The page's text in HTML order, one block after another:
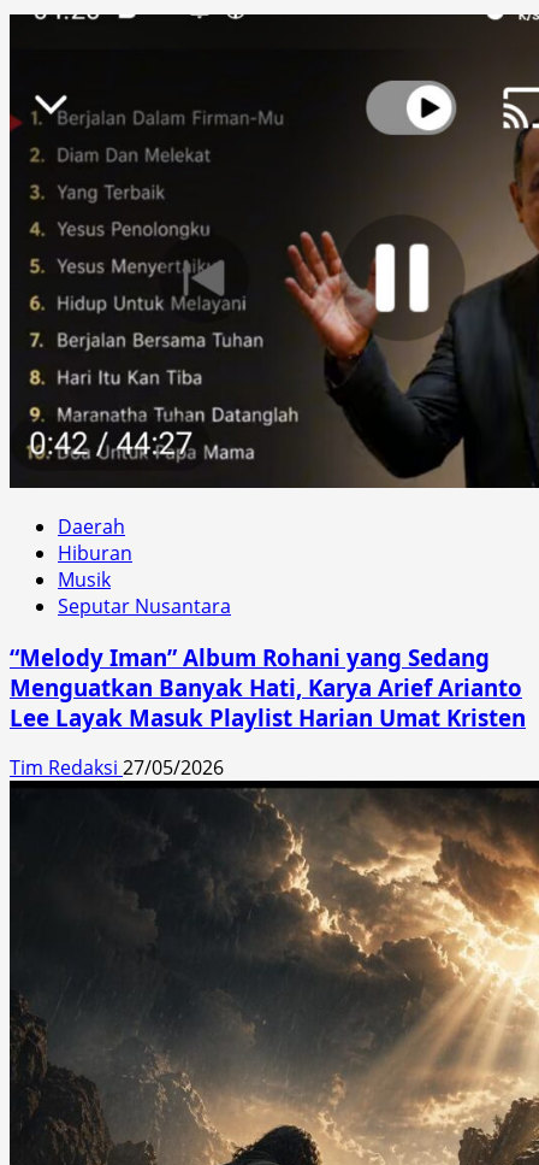
Daerah
Hiburan
Musik
Seputar Nusantara
“Melody Iman” Album Rohani yang Sedang
Menguatkan Banyak Hati, Karya Arief Arianto
Lee Layak Masuk Playlist Harian Umat Kristen
Tim Redaksi 27/05/2026